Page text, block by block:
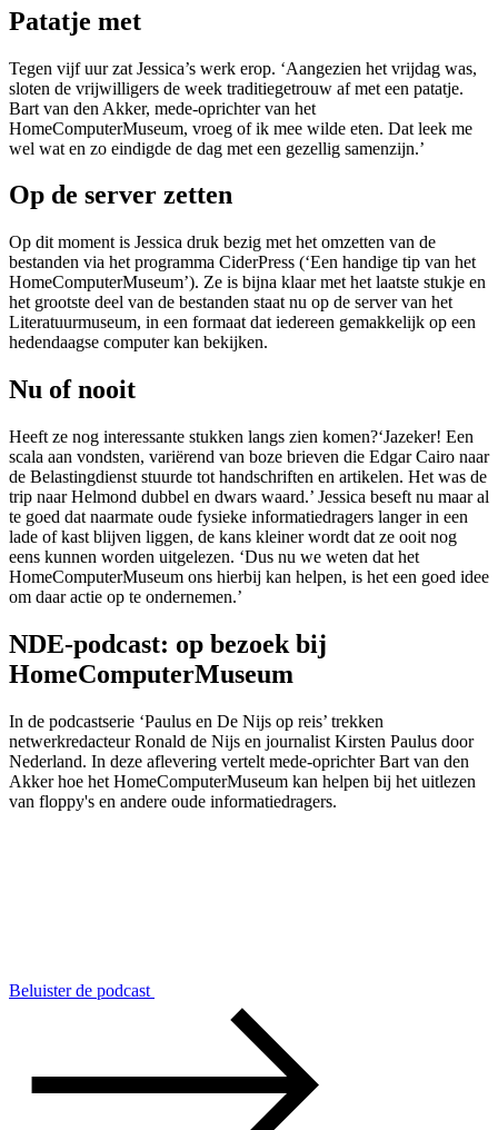
Patatje met
Tegen vijf uur zat Jessica’s werk erop. ‘Aangezien het vrijdag was,
sloten de vrijwilligers de week traditiegetrouw af met een patatje.
Bart van den Akker, mede-oprichter van het
HomeComputerMuseum, vroeg of ik mee wilde eten. Dat leek me
wel wat en zo eindigde de dag met een gezellig samenzijn.’
Op de server zetten
Op dit moment is Jessica druk bezig met het omzetten van de
bestanden via het programma CiderPress (‘Een handige tip van het
HomeComputerMuseum’). Ze is bijna klaar met het laatste stukje en
het grootste deel van de bestanden staat nu op de server van het
Literatuurmuseum, in een formaat dat iedereen gemakkelijk op een
hedendaagse computer kan bekijken.
Nu of nooit
Heeft ze nog interessante stukken langs zien komen?‘Jazeker! Een
scala aan vondsten, variërend van boze brieven die Edgar Cairo naar
de Belastingdienst stuurde tot handschriften en artikelen. Het was de
trip naar Helmond dubbel en dwars waard.’ Jessica beseft nu maar al
te goed dat naarmate oude fysieke informatiedragers langer in een
lade of kast blijven liggen, de kans kleiner wordt dat ze ooit nog
eens kunnen worden uitgelezen. ‘Dus nu we weten dat het
HomeComputerMuseum ons hierbij kan helpen, is het een goed idee
om daar actie op te ondernemen.’
NDE-podcast: op bezoek bij
HomeComputerMuseum
In de podcastserie ‘Paulus en De Nijs op reis’ trekken
netwerkredacteur Ronald de Nijs en journalist Kirsten Paulus door
Nederland. In deze aflevering vertelt mede-oprichter Bart van den
Akker hoe het HomeComputerMuseum kan helpen bij het uitlezen
van floppy's en andere oude informatiedragers.
Beluister de podcast